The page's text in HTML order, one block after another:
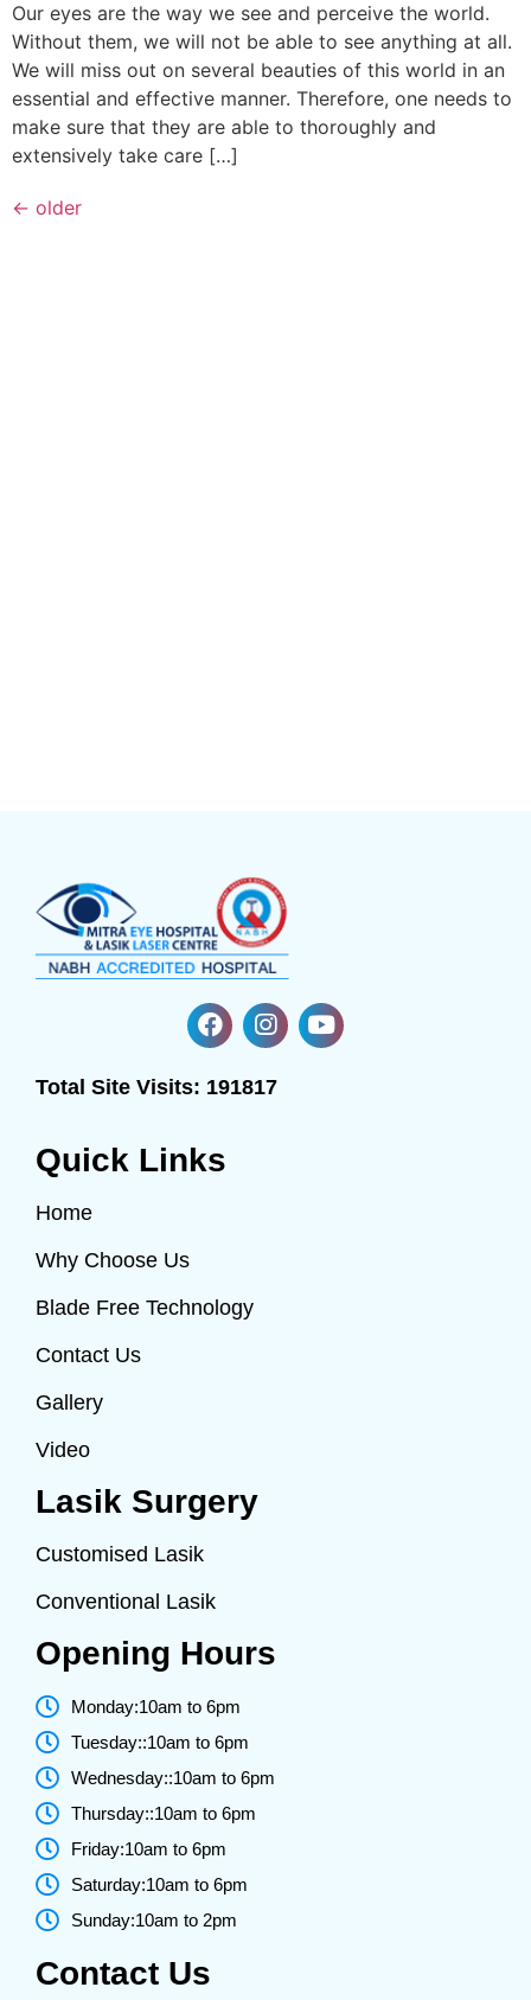
Our eyes are the way we see and perceive the world.
Without them, we will not be able to see anything at all.
We will miss out on several beauties of this world in an
essential and effective manner. Therefore, one needs to
make sure that they are able to thoroughly and
extensively take care […]
← older
Total Site Visits: 191817
Quick Links
Home
Why Choose Us
Blade Free Technology
Contact Us
Gallery
Video
Lasik Surgery
Customised Lasik
Conventional Lasik
Opening Hours
Monday:10am to 6pm
Tuesday::10am to 6pm
Wednesday::10am to 6pm
Thursday::10am to 6pm
Friday:10am to 6pm
Saturday:10am to 6pm
Sunday:10am to 2pm
Contact Us